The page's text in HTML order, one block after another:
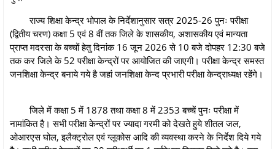
राज्य शिक्षा केन्द्र भोपाल के निर्देशानुसार सत्र 2025-26 पुनः परीक्षा
(द्वितीय चरण) कक्षा 5 एवं 8 वीं तक जिले के शासकीय, अशासकीय एवं मान्यता
प्राप्त मदरसा के बच्चों हेतु दिनांक 16 जून 2026 से 10 बजे दोपहर 12:30 बजे
तक कर जिले के 52 परीक्षा केन्द्रों पर आयोजित की जाएगी। परीक्षा केन्द्र समस्त
जनशिक्षा केन्द्र बनाये गये है जहां जनशिक्षा केन्द प्रभारी परीक्षा केन्द्राध्यक्ष रहेंगे।
जिले में कक्षा 5 में 1878 तथा कक्षा 8 में 2353 बच्चें पुनः परीक्षा में
नामांकित है। सभी परीक्षा केन्द्रों पर ज्यादा गरमी को देखते हुये शीतल जल,
ओआरएस घोल, इलैक्ट्रोल एवं ग्लूकोस आदि की व्यवस्था करने के निर्देश दिये गये